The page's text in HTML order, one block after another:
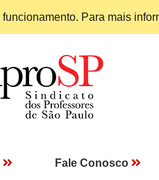
Para mais
Fale Conosco